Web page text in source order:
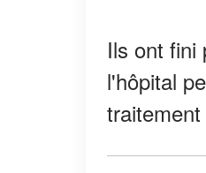
Ils ont fini
l'hôpital